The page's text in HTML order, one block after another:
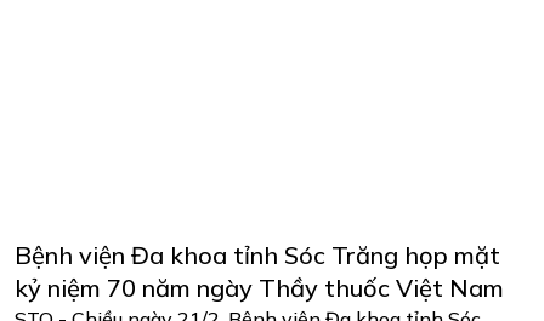
Bệnh viện Đa khoa tỉnh Sóc Trăng họp mặt
kỷ niệm 70 năm ngày Thầy thuốc Việt Nam